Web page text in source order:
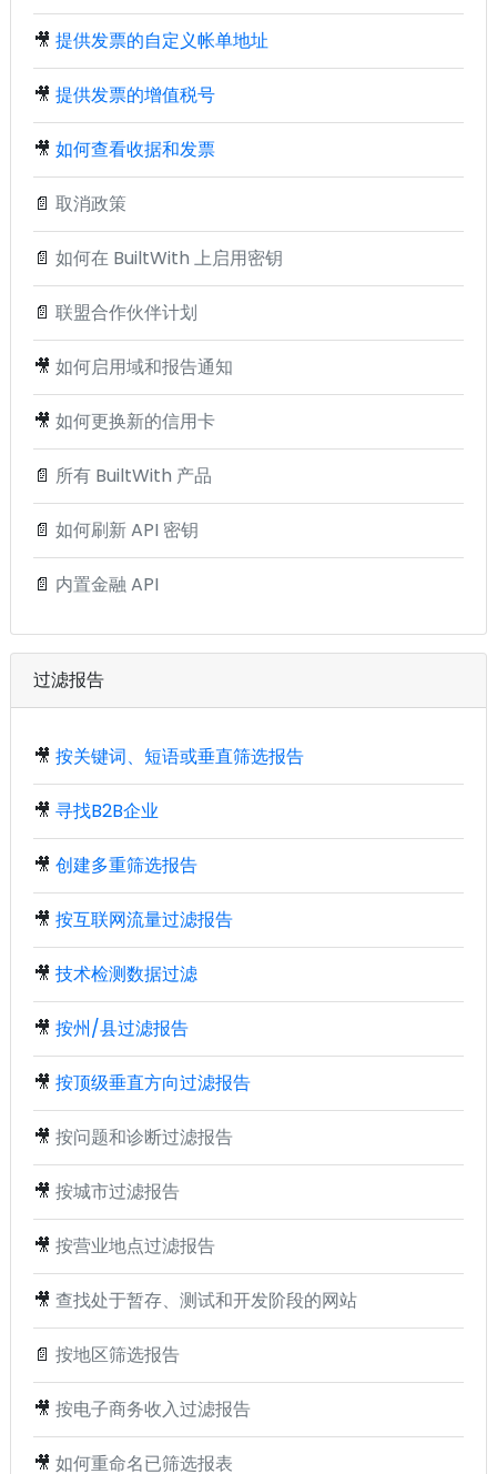
🎥 提供发票的自定义帐单地址
🎥 提供发票的增值税号
🎥 如何查看收据和发票
📄 取消政策
📄 如何在 BuiltWith 上启用密钥
📄 联盟合作伙伴计划
🎥 如何启用域和报告通知
🎥 如何更换新的信用卡
📄 所有 BuiltWith 产品
📄 如何刷新 API 密钥
📄 内置金融 API
过滤报告
🎥 按关键词、短语或垂直筛选报告
🎥 寻找B2B企业
🎥 创建多重筛选报告
🎥 按互联网流量过滤报告
🎥 技术检测数据过滤
🎥 按州/县过滤报告
🎥 按顶级垂直方向过滤报告
🎥 按问题和诊断过滤报告
🎥 按城市过滤报告
🎥 按营业地点过滤报告
🎥 查找处于暂存、测试和开发阶段的网站
📄 按地区筛选报告
🎥 按电子商务收入过滤报告
🎥 如何重命名已筛选报表